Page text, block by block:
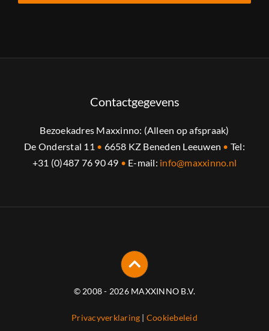
Contactgegevens
Bezoekadres Maxxinno: (Alleen op afspraak)
De Onderstal 11 • 6658 KZ Beneden Leeuwen • Tel:
+31 (0)487 76 90 49 • E-mail: info@maxxinno.nl
© 2008 - 2026 MAXXINNO B.V.
Privacyverklaring | Cookiebeleid